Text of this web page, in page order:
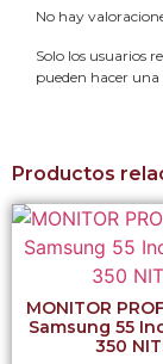
No hay
Solo los usuarios
pueden hacer una
Productos
MONITOR
Samsung 55
350